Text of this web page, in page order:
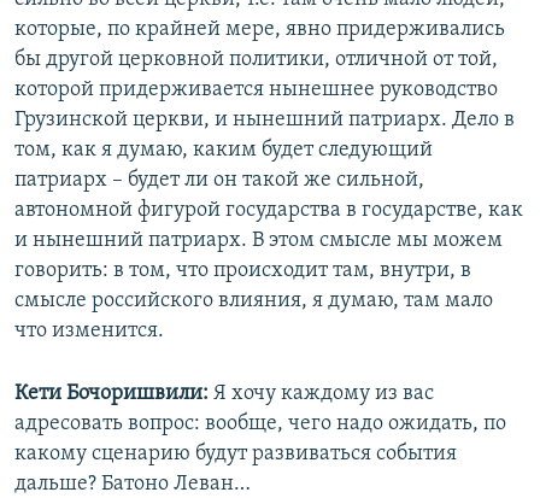
которые, по крайней мере, явно придерживались
бы другой церковной политики, отличной от той,
которой придерживается нынешнее руководство
Грузинской церкви, и нынешний патриарх. Дело в
том, как я думаю, каким будет следующий
патриарх – будет ли он такой же сильной,
автономной фигурой государства в государстве, как
и нынешний патриарх. В этом смысле мы можем
говорить: в том, что происходит там, внутри, в
смысле российского влияния, я думаю, там мало
что изменится.
Кети Бочоришвили: Я хочу каждому из вас
адресовать вопрос: вообще, чего надо ожидать, по
какому сценарию будут развиваться события
дальше? Батоно Леван…